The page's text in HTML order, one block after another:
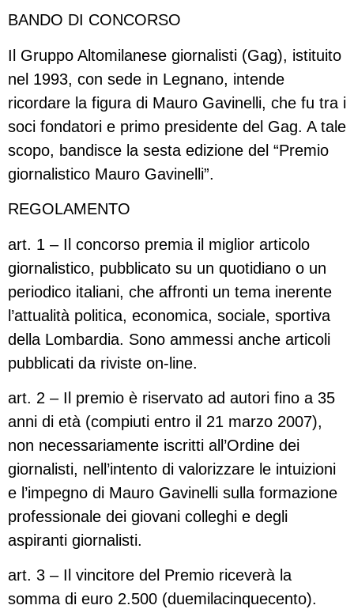
BANDO DI CONCORSO
Il Gruppo Altomilanese giornalisti (Gag), istituito
nel 1993, con sede in Legnano, intende
ricordare la figura di Mauro Gavinelli, che fu tra i
soci fondatori e primo presidente del Gag. A tale
scopo, bandisce la sesta edizione del “Premio
giornalistico Mauro Gavinelli”.
REGOLAMENTO
art. 1 – Il concorso premia il miglior articolo
giornalistico, pubblicato su un quotidiano o un
periodico italiani, che affronti un tema inerente
l’attualità politica, economica, sociale, sportiva
della Lombardia. Sono ammessi anche articoli
pubblicati da riviste on-line.
art. 2 – Il premio è riservato ad autori fino a 35
anni di età (compiuti entro il 21 marzo 2007),
non necessariamente iscritti all’Ordine dei
giornalisti, nell’intento di valorizzare le intuizioni
e l’impegno di Mauro Gavinelli sulla formazione
professionale dei giovani colleghi e degli
aspiranti giornalisti.
art. 3 – Il vincitore del Premio riceverà la
somma di euro 2.500 (duemilacinquecento).